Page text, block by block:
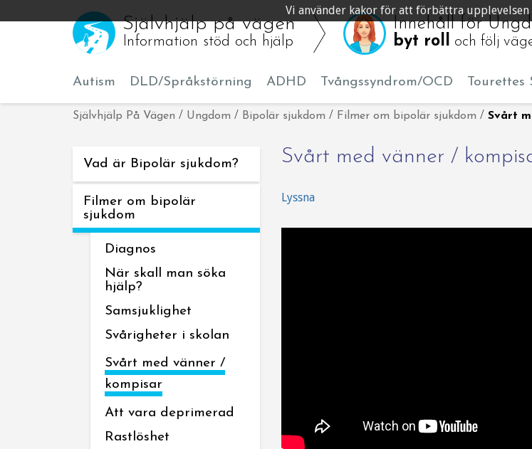
Vi använder kakor för att förbättra upplevelsen
Självhjälp på vägen
Information stöd och hjälp
Innehåll för
byt roll och följ
Autism DLD/Språkstörning ADHD Tvångssyndrom/OCD Tourettes
Självhjälp På Vägen / Ungdom / Bipolär sjukdom / Filmer om bipolär sjukdom / Svårt
Vad är Bipolär sjukdom?
Filmer om bipolär
sjukdom
Diagnos
När skall man söka
hjälp?
Samsjuklighet
Svårigheter i skolan
Svårt med vänner /
kompisar
Att vara deprimerad
Rastlöshet
Svårt med vänner /
Lyssna